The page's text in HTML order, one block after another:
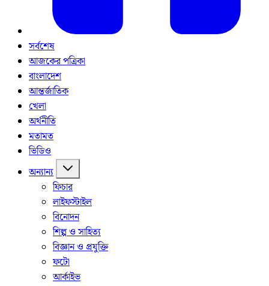
সর্বশেষ
আজকের পত্রিকা
বাংলাদেশ
আন্তর্জাতিক
খেলা
অর্থনীতি
মতামত
ভিডিও
অন্যান্য
ফিচার
লাইফস্টাইল
বিনোদন
শিল্প ও সাহিত্য
বিজ্ঞান ও প্রযুক্তি
ফটো
আর্কাইভ